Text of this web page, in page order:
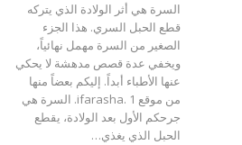
السرة هي أثر الولادة الذي يتركه
قطع الحبل السري. هذا الجزء
الصغير من السرة مهمل نهائياً،
ويخفي عدة قصص مدهشة لا يحكي
عنها الأطباء أبداً. إليكم بعضاً منها
من موقع ifarasha. 1. السرة هي
جرحكم الأول بعد الولادة، يقطع
الحبل الذي يغذي…